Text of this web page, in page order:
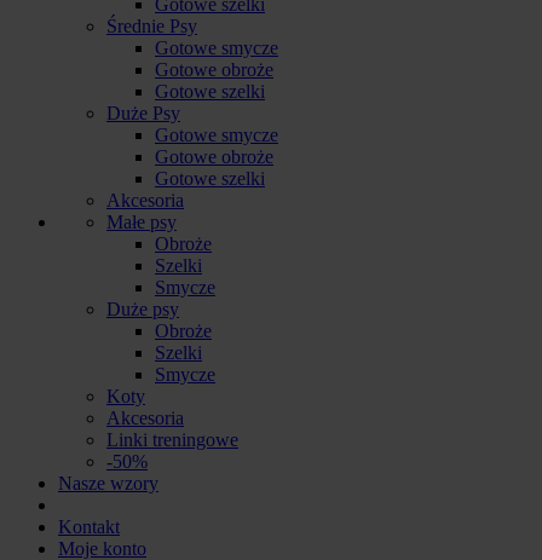
Gotowe szelki
Średnie Psy
Gotowe smycze
Gotowe obroże
Gotowe szelki
Duże Psy
Gotowe smycze
Gotowe obroże
Gotowe szelki
Akcesoria
Małe psy
Obroże
Szelki
Smycze
Duże psy
Obroże
Szelki
Smycze
Koty
Akcesoria
Linki treningowe
-50%
Nasze wzory
Kontakt
Moje konto